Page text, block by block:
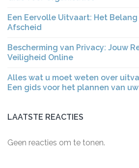
Een Eervolle Uitvaart: Het
Afscheid
Bescherming van Privacy: Jouw
Veiligheid Online
Alles wat u moet weten over
Een gids voor het plannen van
LAATSTE REACTIES
Geen reacties om te tonen.